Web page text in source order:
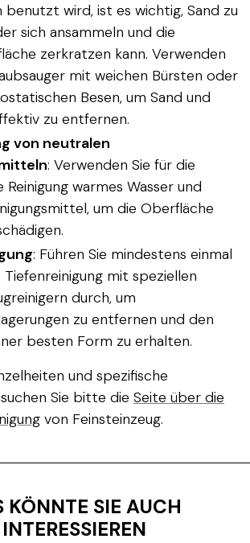
benutzt wird, ist es wichtig, Sand zu
sich ansammeln und die
zerkratzen kann. Verwenden
mit weichen Bürsten oder
Besen, um Sand und
zu entfernen.
von neutralen
: Verwenden Sie für die
Reinigung warmes Wasser und
um die Oberfläche
: Führen Sie mindestens einmal
Tiefenreinigung mit speziellen
durch, um
zu entfernen und den
besten Form zu erhalten.
und spezifische
Sie bitte die Seite über die
von Feinsteinzeug.
KÖNNTE SIE AUCH
INTERESSIEREN